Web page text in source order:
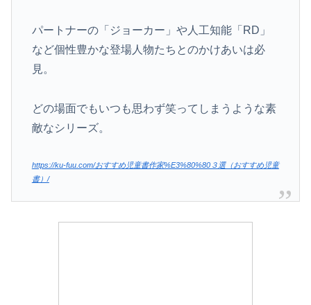
パートナーの「ジョーカー」や人工知能「RD」
など個性豊かな登場人物たちとのかけあいは必
見。
どの場面でもいつも思わず笑ってしまうような素
敵なシリーズ。
https://ku-fuu.com/おすすめ児童書作家%E3%80%80３選（おすすめ児童
書）/